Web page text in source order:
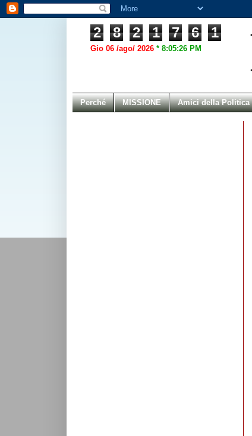
2 8 2 1 7 6 1
Gio 06 /ago/ 2026 * 8:05:26 PM
Perché MISSIONE Amici della Politica